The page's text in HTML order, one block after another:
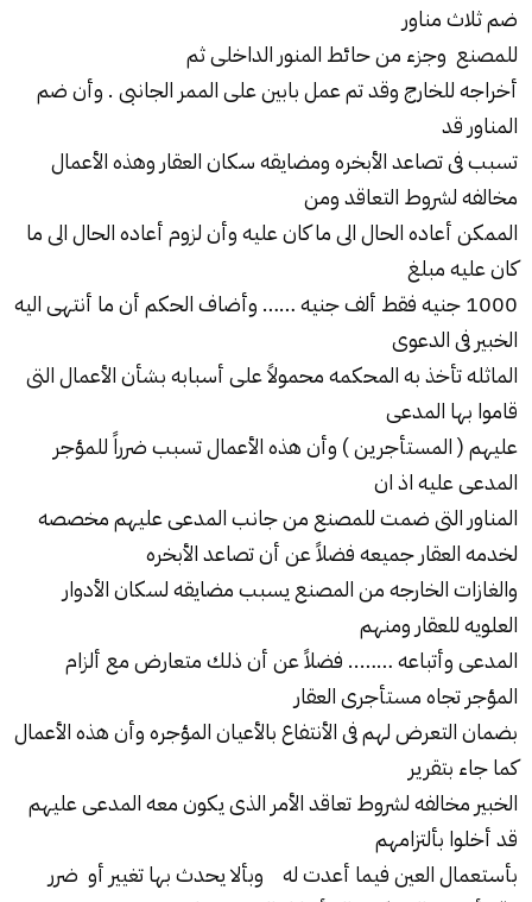
ضم ثلاث مناور
للمصنع وجزء من حائط المنور الداخلى ثم
أخراجه للخارج وقد تم عمل بابين على الممر الجانبى . وأن ضم
المناور قد
تسبب فى تصاعد الأبخره ومضايقه سكان العقار وهذه الأعمال
مخالفه لشروط التعاقد ومن
الممكن أعاده الحال الى ما كان عليه وأن لزوم أعاده الحال الى ما
كان عليه مبلغ
1000 جنيه فقط ألف جنيه …… وأضاف الحكم أن ما أنتهى اليه
الخبير فى الدعوى
الماثله تأخذ به المحكمه محمولاً على أسبابه بشأن الأعمال التى
قاموا بها المدعى
عليهم ( المستأجرين ) وأن هذه الأعمال تسبب ضرراً للمؤجر
المدعى عليه اذ ان
المناور التى ضمت للمصنع من جانب المدعى عليهم مخصصه
لخدمه العقار جميعه فضلاً عن أن تصاعد الأبخره
والغازات الخارجه من المصنع يسبب مضايقه لسكان الأدوار
العلويه للعقار ومنهم
المدعى وأتباعه …….. فضلاً عن أن ذلك متعارض مع ألزام
المؤجر تجاه مستأجرى العقار
بضمان التعرض لهم فى الأنتفاع بالأعيان المؤجره وأن هذه الأعمال
كما جاء بتقرير
الخبير مخالفه لشروط تعاقد الأمر الذى يكون معه المدعى عليهم
قد أخلوا بألتزامهم
بأستعمال العين فيما أعدت له وبألا يحدث بها تغيير أو ضرر